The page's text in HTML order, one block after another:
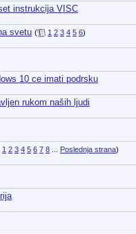
instrukcija VISC
svetu ( 1 2 3 4 5 6)
10 ce imati podrsku
rukom naših ljudi
1 2 3 4 5 6 7 8... Poslednja strana)